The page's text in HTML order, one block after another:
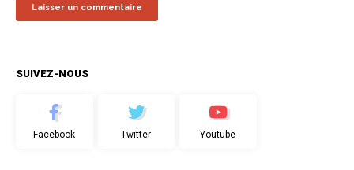
SUIVEZ-NOUS
Facebook Twitter Youtube